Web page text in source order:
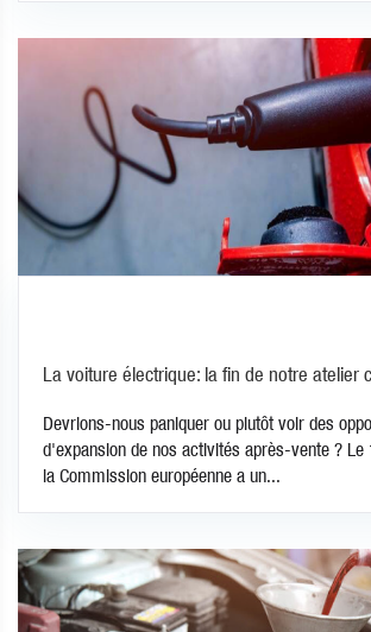
La voiture électrique: la fin de notre atelier
Devrions-nous paniquer ou plutôt voir des
d'expansion de nos activités après-vente ?
la Commission européenne a un...